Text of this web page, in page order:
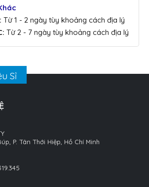
Từ 1 - 2 ngày tùy khoảng cách địa lý
Từ 2 - 7 ngày tùy khoảng cách địa lý
Sỉ
P. Tân Thới Hiệp, Hồ Chí Minh